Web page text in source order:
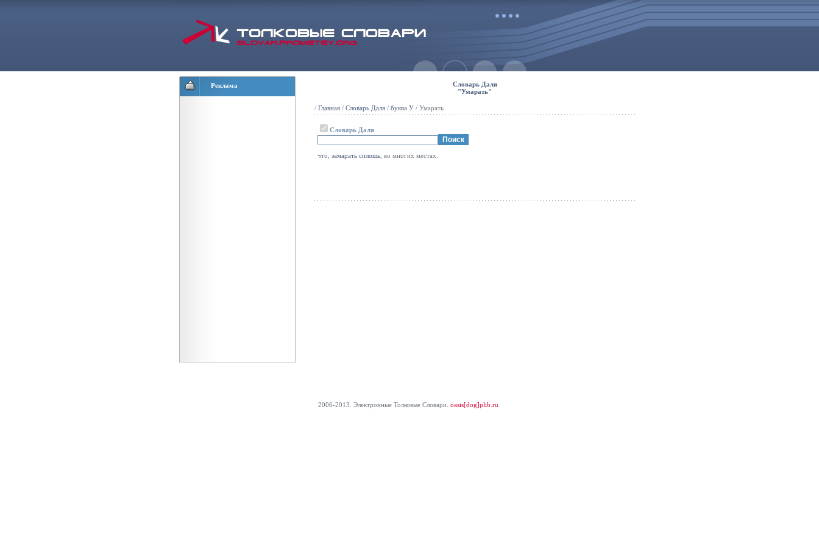
Реклама
Словарь Даля
"Умарать"
/ Главная / Словарь Даля / буква У / Умарать
Словарь Даля
что, замарать сплошь , во многих местах.
2006-2013. Электронные Толковые Cловари. oasis[dog]plib.ru